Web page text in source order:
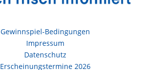
Gewinnspiel-Bedingungen
Impressum
Datenschutz
Erscheinungstermine 2026